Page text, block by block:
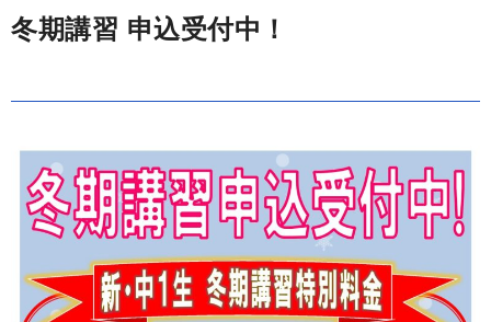
冬期講習 申込受付中！